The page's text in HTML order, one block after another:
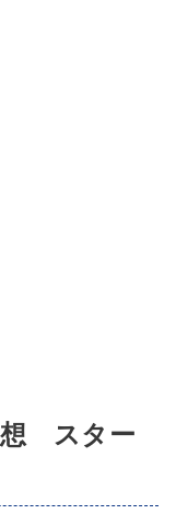
想 スター